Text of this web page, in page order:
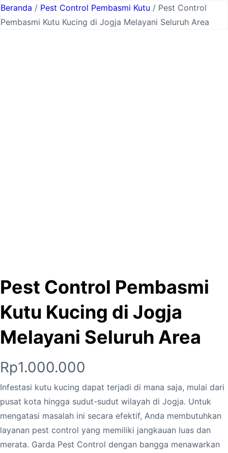
Lewati
ke
Beranda / Pest Control Pembasmi Kutu / Pest Control
Pembasmi Kutu Kucing di Jogja Melayani Seluruh Area
Pest Control Pembasmi
Kutu Kucing di Jogja
Melayani Seluruh Area
Rp1.000.000
Infestasi kutu kucing dapat terjadi di mana saja, mulai dari
pusat kota hingga sudut-sudut wilayah di Jogja. Untuk
mengatasi masalah ini secara efektif, Anda membutuhkan
layanan pest control yang memiliki jangkauan luas dan
merata. Garda Pest Control dengan bangga menawarkan